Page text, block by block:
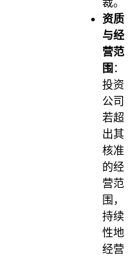
裁。
资质
与经
营范
围 ：
投资
公司
若超
出其
核准
的经
营范
围，
持续
性地
经营